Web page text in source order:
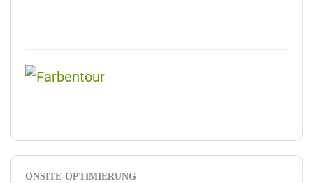
ONSITE-OPTIMIERUNG